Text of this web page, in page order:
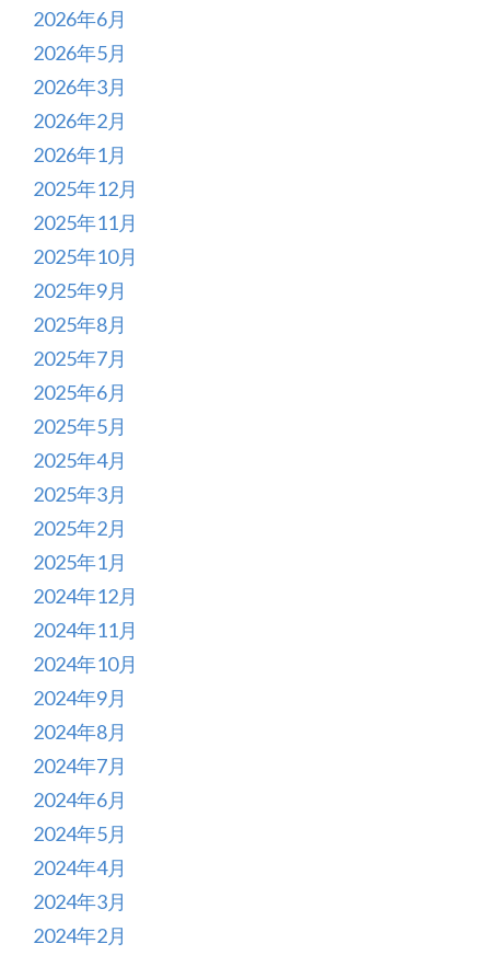
2026年6月
2026年5月
2026年3月
2026年2月
2026年1月
2025年12月
2025年11月
2025年10月
2025年9月
2025年8月
2025年7月
2025年6月
2025年5月
2025年4月
2025年3月
2025年2月
2025年1月
2024年12月
2024年11月
2024年10月
2024年9月
2024年8月
2024年7月
2024年6月
2024年5月
2024年4月
2024年3月
2024年2月